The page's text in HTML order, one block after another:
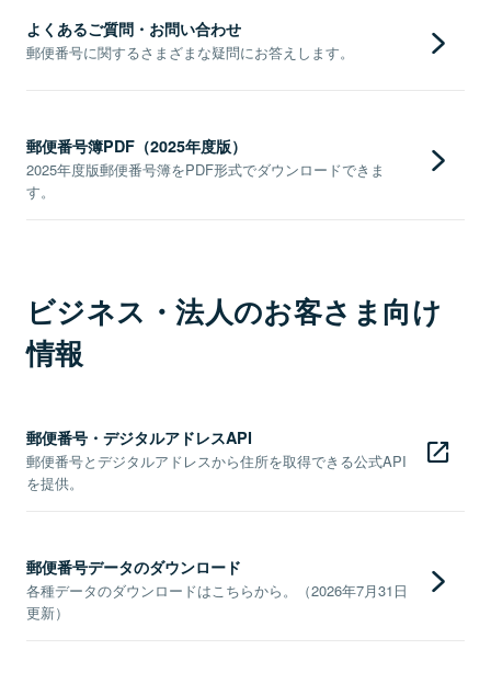
よくあるご質問・お問い合わせ
郵便番号に関するさまざまな疑問にお答えします。
郵便番号簿PDF（2025年度版）
2025年度版郵便番号簿をPDF形式でダウンロードできま
す。
ビジネス・法人のお客さま向け
情報
郵便番号・デジタルアドレスAPI
郵便番号とデジタルアドレスから住所を取得できる公式API
を提供。
郵便番号データのダウンロード
各種データのダウンロードはこちらから。（2026年7月31日
更新）